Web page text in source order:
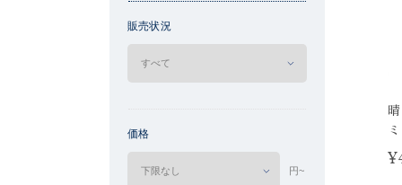
販売状況
価格
円~